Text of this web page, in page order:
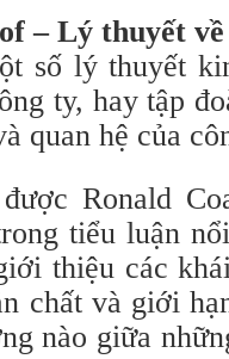
– Lý thuyết
số lý thuyết
ty, hay tập
quan hệ của
Ronald
tiểu luận
thiệu các
chất và giới
nào giữa